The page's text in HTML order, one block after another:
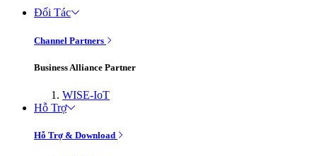
Đối Tác
Channel Partners
Business Alliance Partner
WISE-IoT
Hỗ Trợ
Hỗ Trợ & Download